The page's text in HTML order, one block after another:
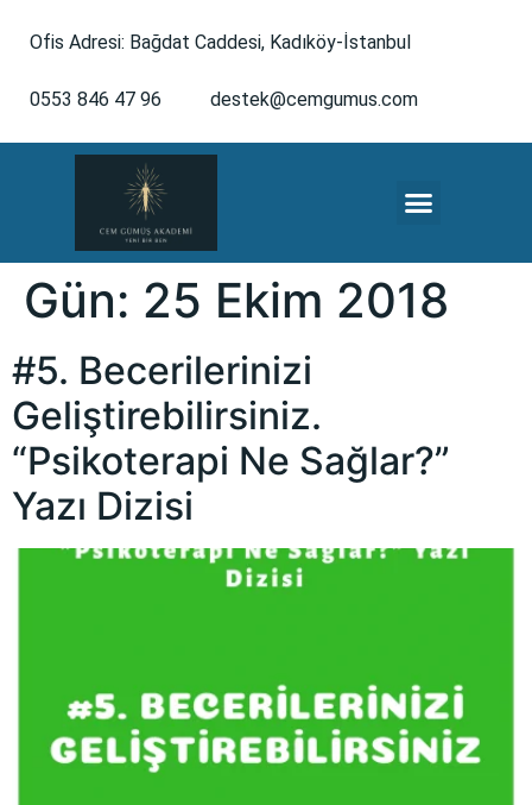
Ofis Adresi: Bağdat Caddesi, Kadıköy-İstanbul
0553 846 47 96 destek@cemgumus.com
Gün: 25 Ekim 2018
#5. Becerilerinizi
Geliştirebilirsiniz.
“Psikoterapi Ne Sağlar?”
Yazı Dizisi